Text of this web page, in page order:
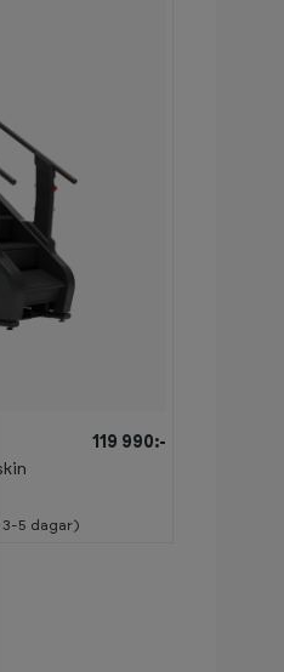
119 990:-
3-5 dagar)